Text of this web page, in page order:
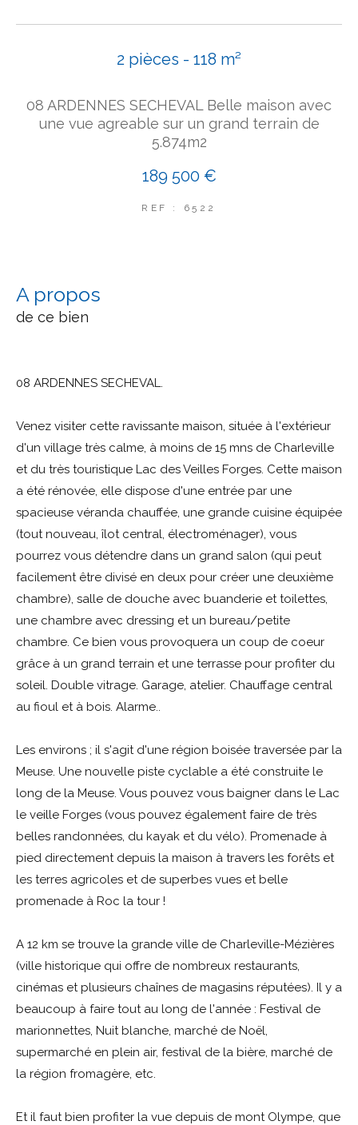
2 pièces - 118 m²
08 ARDENNES SECHEVAL Belle maison avec
une vue agreable sur un grand terrain de
5.874m2
189 500 €
REF : 6522
a propos
de ce bien
08 ARDENNES SECHEVAL.
Venez visiter cette ravissante maison, située à l'extérieur
d'un village très calme, à moins de 15 mns de Charleville
et du très touristique Lac des Veilles Forges. Cette maison
a été rénovée, elle dispose d'une entrée par une
spacieuse véranda chauffée, une grande cuisine équipée
(tout nouveau, îlot central, électroménager), vous
pourrez vous détendre dans un grand salon (qui peut
facilement être divisé en deux pour créer une deuxième
chambre), salle de douche avec buanderie et toilettes,
une chambre avec dressing et un bureau/petite
chambre. Ce bien vous provoquera un coup de coeur
grâce à un grand terrain et une terrasse pour profiter du
soleil. Double vitrage. Garage, atelier. Chauffage central
au fioul et à bois. Alarme..
Les environs ; il s'agit d'une région boisée traversée par la
Meuse. Une nouvelle piste cyclable a été construite le
long de la Meuse. Vous pouvez vous baigner dans le Lac
le veille Forges (vous pouvez également faire de très
belles randonnées, du kayak et du vélo). Promenade à
pied directement depuis la maison à travers les forêts et
les terres agricoles et de superbes vues et belle
promenade à Roc la tour !
A 12 km se trouve la grande ville de Charleville-Mézières
(ville historique qui offre de nombreux restaurants,
cinémas et plusieurs chaînes de magasins réputées). Il y a
beaucoup à faire tout au long de l'année : Festival de
marionnettes, Nuit blanche, marché de Noël,
supermarché en plein air, festival de la bière, marché de
la région fromagère, etc.
Et il faut bien profiter la vue depuis de mont Olympe, que